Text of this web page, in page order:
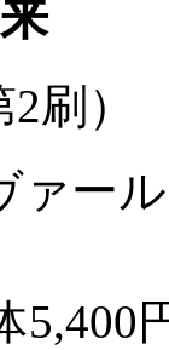
2刷）
ァー
5,400